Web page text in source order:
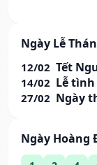
Ngày Lễ
12/02 Tết
14/02 Lễ
27/02 Ngày
Ngày Hoàng